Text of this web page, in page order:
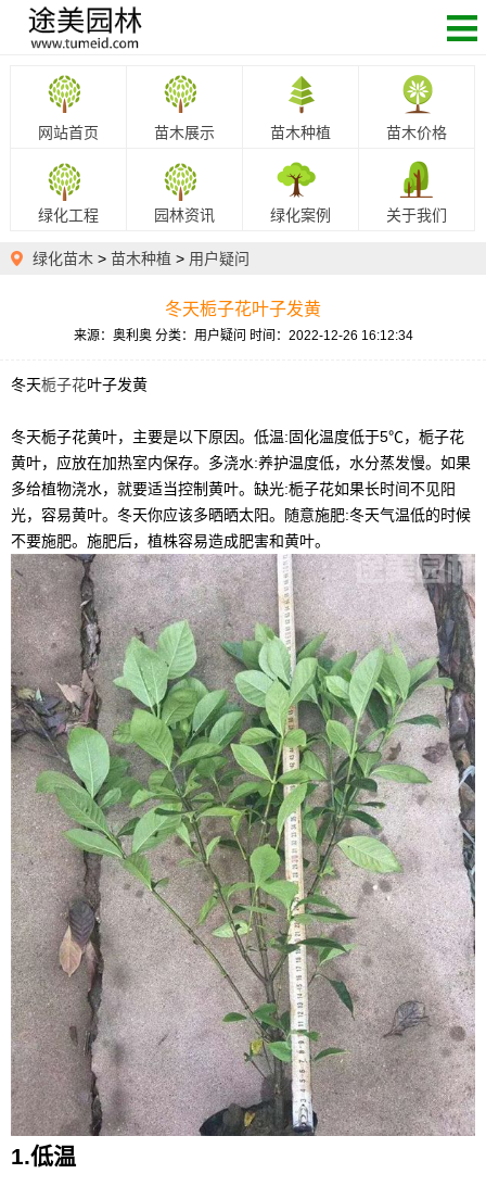
网站首页 苗木展示 苗木种植 苗木价格
绿化工程 园林资讯 绿化案例 关于我们
绿化苗木 > 苗木种植 > 用户疑问
冬天栀子花叶子发黄
来源：奥利奥 分类：用户疑问 时间：2022-12-26 16:12:34
冬天栀子花叶子发黄
冬天栀子花黄叶，主要是以下原因。低温:固化温度低于5℃，栀子花
黄叶，应放在加热室内保存。多浇水:养护温度低，水分蒸发慢。如果
多给植物浇水，就要适当控制黄叶。缺光:栀子花如果长时间不见阳
光，容易黄叶。冬天你应该多晒晒太阳。随意施肥:冬天气温低的时候
不要施肥。施肥后，植株容易造成肥害和黄叶。
1.低温